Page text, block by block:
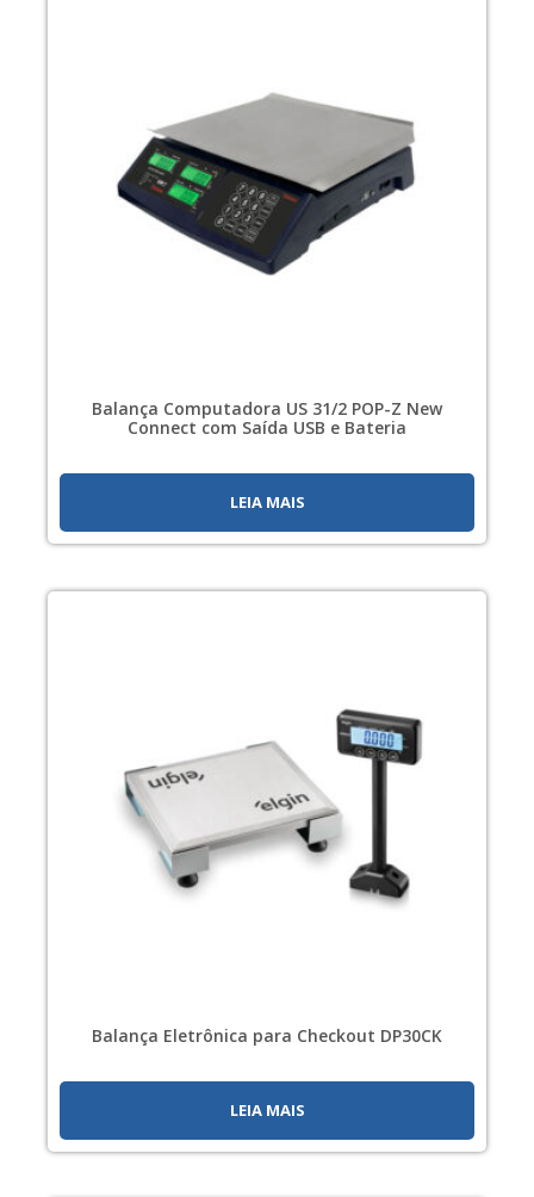
Balança Computadora US 31/2 POP-Z New
Connect com Saída USB e Bateria
LEIA MAIS
Balança Eletrônica para Checkout DP30CK
LEIA MAIS